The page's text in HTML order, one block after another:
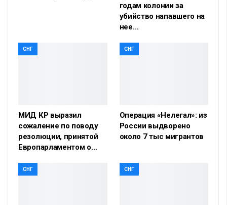
годам колонии за
убийство напавшего на
нее…
СНГ
МИД КР выразил
сожаление по поводу
резолюции, принятой
Европарламентом о…
СНГ
Операция «Нелегал»: из
России выдворено
около 7 тыс мигрантов
СНГ СНГ